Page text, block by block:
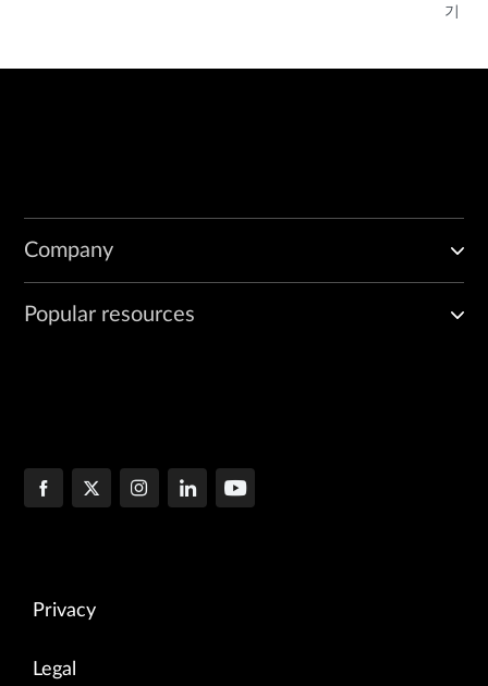
기
Company
Popular resources
Privacy
Legal